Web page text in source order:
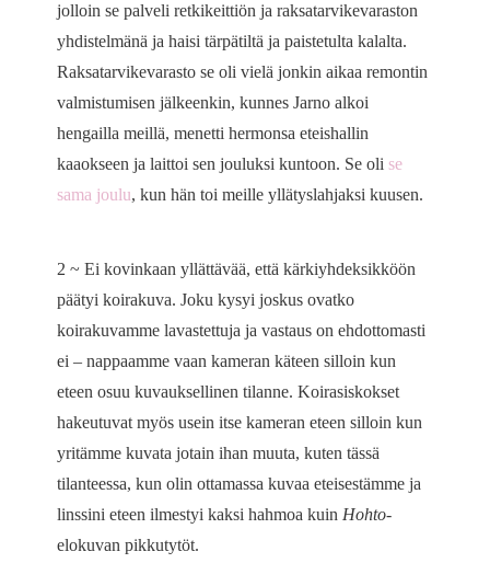
jolloin se palveli retkikeittiön ja raksatarvikevaraston
yhdistelmänä ja haisi tärpätiltä ja paistetulta kalalta.
Raksatarvikevarasto se oli vielä jonkin aikaa remontin
valmistumisen jälkeenkin, kunnes Jarno alkoi
hengailla meillä, menetti hermonsa eteishallin
kaaokseen ja laittoi sen jouluksi kuntoon. Se olise
sama joulu, kun hän toi meille yllätyslahjaksi kuusen.
2 ~ Ei kovinkaan yllättävää, että kärkiyhdeksikköön
päätyi koirakuva. Joku kysyi joskus ovatko
koirakuvamme lavastettuja ja vastaus on ehdottomasti
ei – nappaamme vaan kameran käteen silloin kun
eteen osuu kuvauksellinen tilanne. Koirasiskokset
hakeutuvat myös usein itse kameran eteen silloin kun
yritämme kuvata jotain ihan muuta, kuten tässä
tilanteessa, kun olin ottamassa kuvaa eteisestämme ja
linssini eteen ilmestyi kaksi hahmoa kuin Hohto-
elokuvan pikkutytöt.